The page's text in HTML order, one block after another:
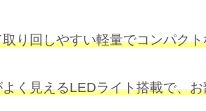
り回しやすい軽量でコンパク
く見えるLEDライト搭載で、お